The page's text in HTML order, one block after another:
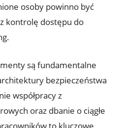
osoby ⁢powinno być
kontrolę dostępu do
są fundamentalne
bezpieczeństwa
współpracy z
oraz dbanie o ciągłe